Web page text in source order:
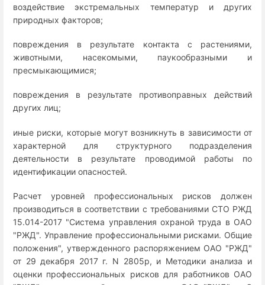
воздействие экстремальных температур и других
природных факторов;
повреждения в результате контакта с растениями,
животными, насекомыми, паукообразными и
пресмыкающимися;
повреждения в результате противоправных действий
других лиц;
иные риски, которые могут возникнуть в зависимости от
характерной для структурного подразделения
деятельности в результате проводимой работы по
идентификации опасностей.
Расчет уровней профессиональных рисков должен
производиться в соответствии с требованиями СТО РЖД
15.014-2017 "Система управления охраной труда в ОАО
"РЖД". Управление профессиональными рисками. Общие
положения", утвержденного распоряжением ОАО "РЖД"
от 29 декабря 2017 г. N 2805р, и Методики анализа и
оценки профессиональных рисков для работников ОАО